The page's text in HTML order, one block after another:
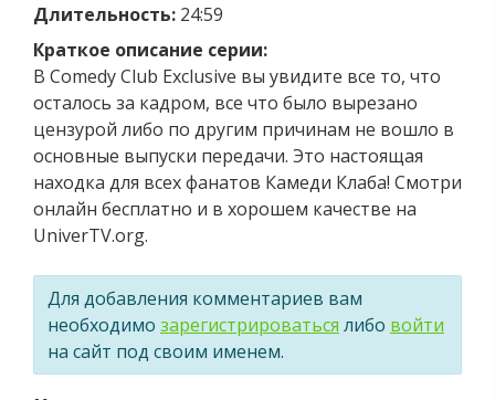
Длительность: 24:59
Краткое описание серии:
В Comedy Club Exclusive вы увидите все то, что
осталось за кадром, все что было вырезано
цензурой либо по другим причинам не вошло в
основные выпуски передачи. Это настоящая
находка для всех фанатов Камеди Клаба! Смотри
онлайн бесплатно и в хорошем качестве на
UniverTV.org.
Для добавления комментариев вам
необходимо зарегистрироваться либо войти
на сайт под своим именем.